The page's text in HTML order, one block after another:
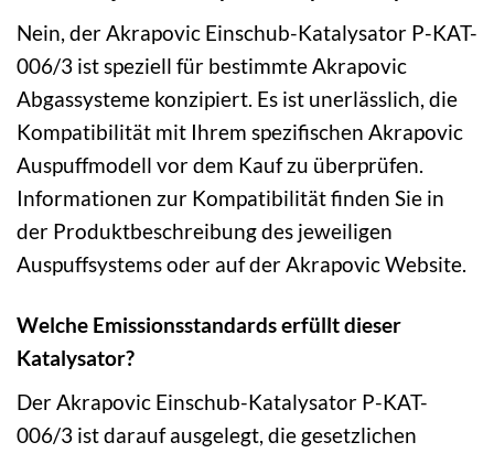
Nein, der Akrapovic Einschub-Katalysator P-KAT-
006/3 ist speziell für bestimmte Akrapovic
Abgassysteme konzipiert. Es ist unerlässlich, die
Kompatibilität mit Ihrem spezifischen Akrapovic
Auspuffmodell vor dem Kauf zu überprüfen.
Informationen zur Kompatibilität finden Sie in
der Produktbeschreibung des jeweiligen
Auspuffsystems oder auf der Akrapovic Website.
Welche Emissionsstandards erfüllt dieser
Katalysator?
Der Akrapovic Einschub-Katalysator P-KAT-
006/3 ist darauf ausgelegt, die gesetzlichen